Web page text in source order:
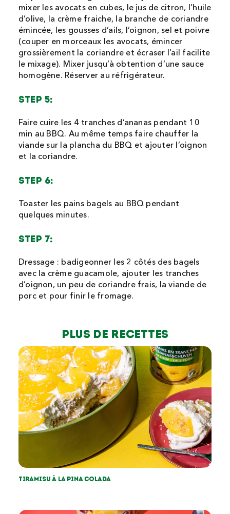
mixer les avocats en cubes, le jus de citron, l’huile
d’olive, la crème fraiche, la branche de coriandre
émincée, les gousses d’ails, l’oignon, sel et poivre
(couper en morceaux les avocats, émincer
grossièrement la coriandre et écraser l’ail facilite
le mixage). Mixer jusqu’à obtention d’une sauce
homogène. Réserver au réfrigérateur.
STEP 5:
Faire cuire les 4 tranches d’ananas pendant 10
min au BBQ. Au même temps faire chauffer la
viande sur la plancha du BBQ et ajouter l’oignon
et la coriandre.
STEP 6:
Toaster les pains bagels au BBQ pendant
quelques minutes.
STEP 7:
Dressage : badigeonner les 2 côtés des bagels
avec la crème guacamole, ajouter les tranches
d’oignon, un peu de coriandre frais, la viande de
porc et pour finir le fromage.
Plus de recettes
Tiramisu à la pina colada